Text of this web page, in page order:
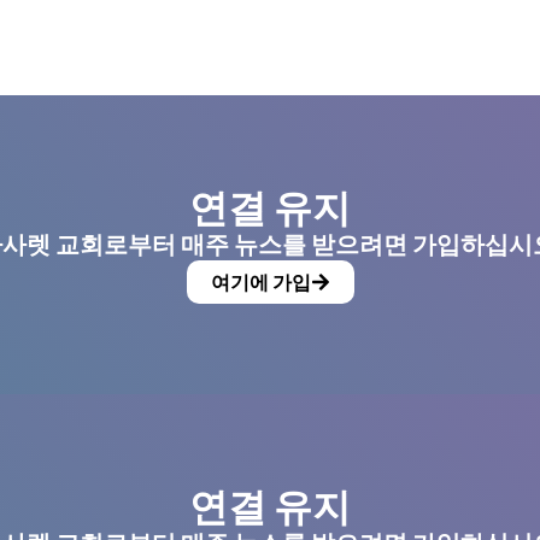
연결 유지
렛 교회로부터 매주 뉴스를 받으려면 가입하십시
여기에 가입
연결 유지